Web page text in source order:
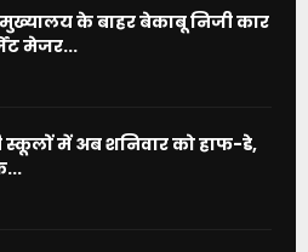
के बाहर बेकाबू निजी कार
मेजर...
स्कूलों में अब शनिवार को हाफ-डे,